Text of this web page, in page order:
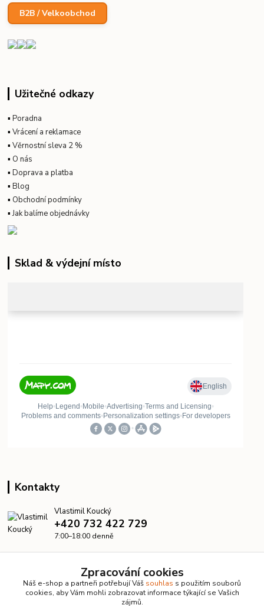
B2B / Velkoobchod
Užitečné odkazy
▪Poradna
▪Vrácení a reklamace
▪Věrnostní sleva 2 %
▪ O nás
▪Doprava a platba
▪Blog
▪ Obchodní podmínky
▪Jak balíme objednávky
Sklad & výdejní místo
Kontakty
Vlastimil Koucký
+420 732 422 729
7:00–18:00 denně
Zpracování cookies
Náš e-shop a partneři potřebují Váš souhlas s použitím souborů
cookies, aby Vám mohli zobrazovat informace týkající se Vašich
zájmů.